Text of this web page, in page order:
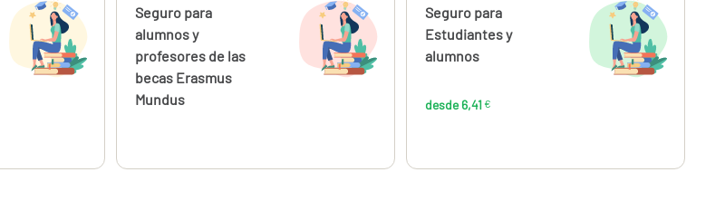
€
Calcúlalo ahora
Seguro para
alumnos y
profesores de las
becas Erasmus
Mundus
Calcúlalo ahora
Seguro para
Estudiantes y
alumnos
desde 6,41 €
6,41€